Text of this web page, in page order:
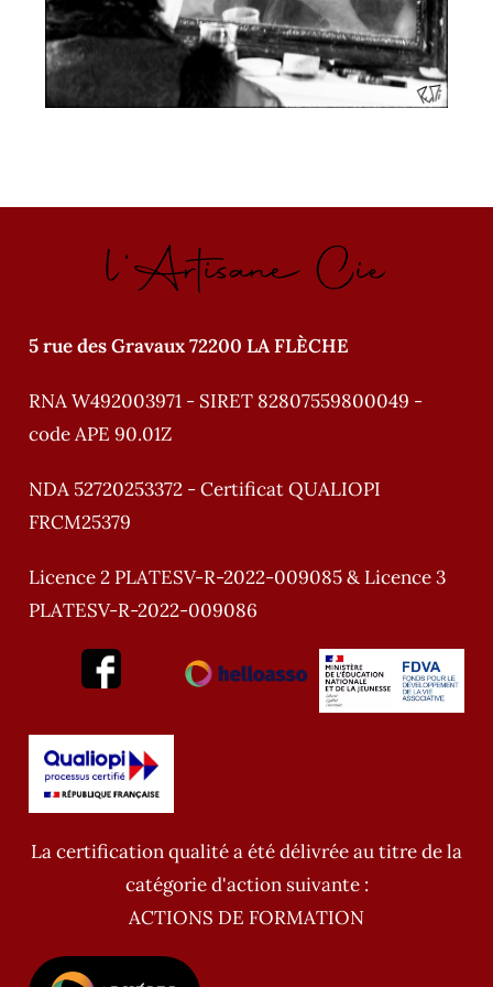
l'Artisane Cie
5 rue des Gravaux 72200 LA FLÈCHE
RNA W492003971 - SIRET 82807559800049 -
code APE 90.01Z
NDA 52720253372 - Certificat QUALIOPI
FRCM25379
Licence 2 PLATESV-R-2022-009085 & Licence 3
PLATESV-R-2022-009086
La certification qualité a été délivrée au titre de la
catégorie d'action suivante :
ACTIONS DE FORMATION